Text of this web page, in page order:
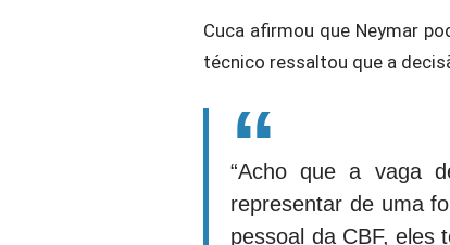
Cuca afirmou que Neymar
técnico ressaltou que a
“Acho que a vaga
representar de uma
pessoal da CBF, eles